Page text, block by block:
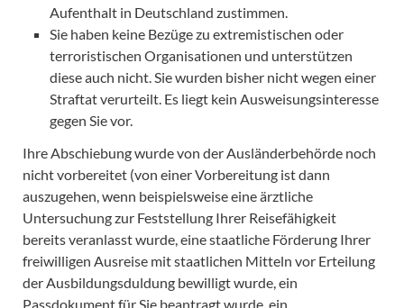
Aufenthalt in Deutschland zustimmen.
Sie haben keine Bezüge zu extremistischen oder
terroristischen Organisationen und unterstützen
diese auch nicht. Sie wurden bisher nicht wegen einer
Straftat verurteilt. Es liegt kein Ausweisungsinteresse
gegen Sie vor.
Ihre Abschiebung wurde von der Ausländerbehörde noch
nicht vorbereitet (von einer Vorbereitung ist dann
auszugehen, wenn beispielsweise eine ärztliche
Untersuchung zur Feststellung Ihrer Reisefähigkeit
bereits veranlasst wurde, eine staatliche Förderung Ihrer
freiwilligen Ausreise mit staatlichen Mitteln vor Erteilung
der Ausbildungsduldung bewilligt wurde, ein
Passdokument für Sie beantragt wurde, ein